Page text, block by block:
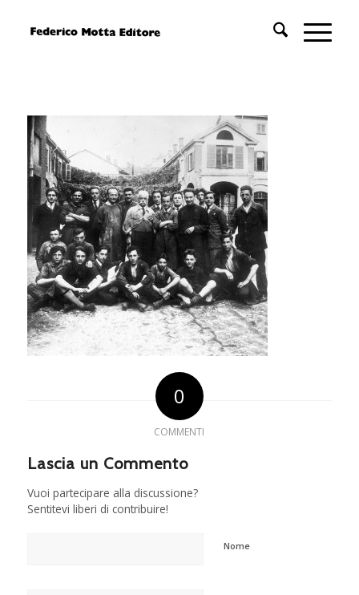
0
COMMENTI
Lascia un Commento
Vuoi partecipare alla discussione?
Sentitevi liberi di contribuire!
Nome